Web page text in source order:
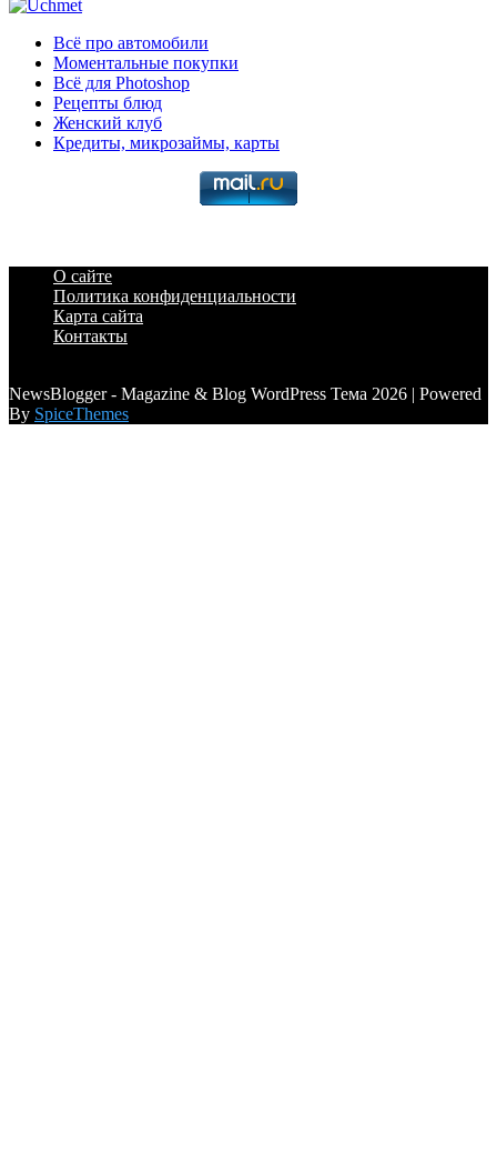
Всё про автомобили
Моментальные покупки
Всё для Photoshop
Рецепты блюд
Женский клуб
Кредиты, микрозаймы, карты
О сайте
Политика конфиденциальности
Карта сайта
Контакты
NewsBlogger - Magazine & Blog WordPress Тема 2026 | Powered
By SpiceThemes